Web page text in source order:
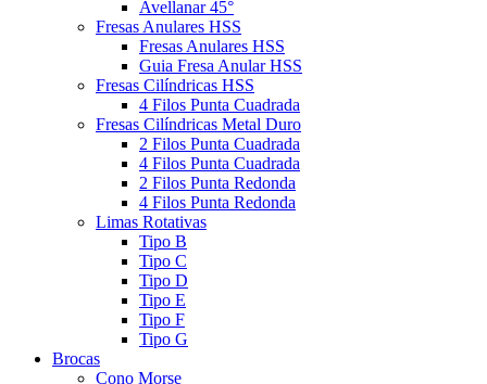
Avellanar 45°
Fresas Anulares HSS
Fresas Anulares HSS
Guia Fresa Anular HSS
Fresas Cilíndricas HSS
4 Filos Punta Cuadrada
Fresas Cilíndricas Metal Duro
2 Filos Punta Cuadrada
4 Filos Punta Cuadrada
2 Filos Punta Redonda
4 Filos Punta Redonda
Limas Rotativas
Tipo B
Tipo C
Tipo D
Tipo E
Tipo F
Tipo G
Brocas
Cono Morse